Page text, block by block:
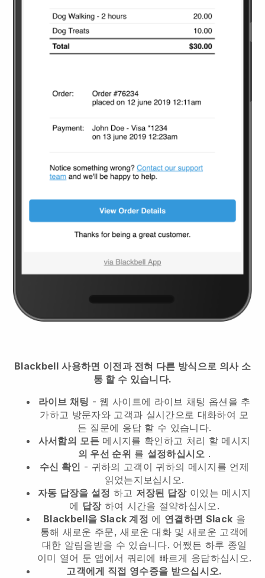
Blackbell 사용하면 이전과 전혀 다른 방식으로 의사 소
통 할 수 있습니다.
라이브 채팅 - 웹 사이트에 라이브 채팅 옵션을 추
가하고 방문자와 고객과 실시간으로 대화하여 모
든 질문에 응답 할 수 있습니다.
사서함의 모든 메시지를 확인하고 처리 할 메시지
의 우선 순위 를 설정하십시오 .
수신 확인 - 귀하의 고객이 귀하의 메시지를 언제
읽었는지보십시오.
자동 답장을 설정 하고 저장된 답장이있는 메시지
에 답장하여 시간을 절약하십시오.
Blackbell을 Slack 계정 에 연결하면 Slack 을
통해 새로운 주문, 새로운 대화 및 새로운 고객에
대한 알림을받을 수 있습니다. 어쨌든 하루 종일
이미 열어 둔 앱에서 쿼리에 빠르게 응답하십시오.
고객에게 직접 영수증을 받으십시오.